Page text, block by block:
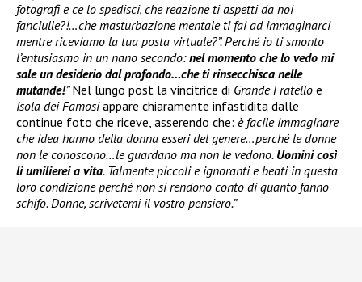
fotografi e ce lo spedisci, che reazione ti aspetti da noi
fanciulle?!…che masturbazione mentale ti fai ad immaginarci
mentre riceviamo la tua posta virtuale?”. Perché io ti smonto
l’entusiasmo in un nano secondo:nel momento che lo vedo mi
sale un desiderio dal profondo…che ti rinsecchisca nelle
mutande!”Nel lungo post la vincitrice di Grande Fratello e
Isola dei Famosiappare chiaramente infastidita dalle
continue foto che riceve, asserendo che: è facile immaginare
che idea hanno della donna esseri del genere…perché le donne
non le conoscono…le guardano ma non le vedono. Uomini così
li umilierei a vita. Talmente piccoli e ignoranti e beati in questa
loro condizione perché non si rendono conto di quanto fanno
schifo. Donne, scrivetemi il vostro pensiero.”